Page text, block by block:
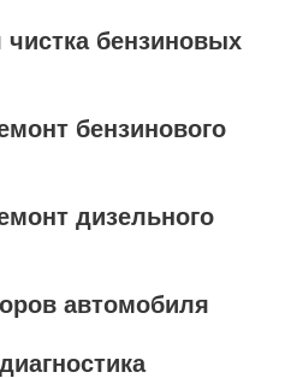
чистка бензиновых
бензинового
дизельного
автомобиля